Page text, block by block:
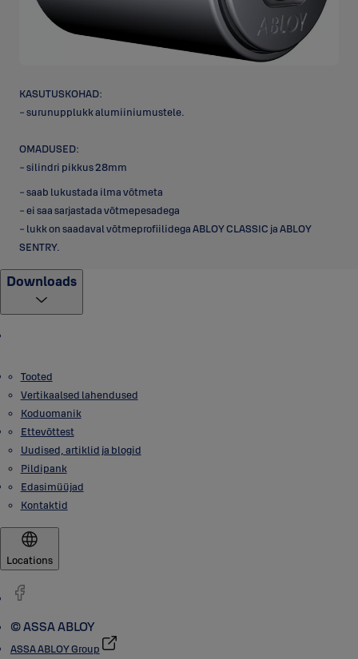
KASUTUSKOHAD:
- surunupplukk alumiiniumustele.
OMADUSED:
- silindri pikkus 28mm
- saab lukustada ilma võtmeta
- ei saa sarjastada võtmepesadega
- lukk on saadaval võtmeprofiilidega ABLOY CLASSIC ja ABLOY
SENTRY.
Downloads
Tooted
Vertikaalsed lahendused
Koduomanik
Ettevõttest
Uudised, artiklid ja blogid
Pildipank
Edasimüüjad
Kontaktid
Locations
© ASSA ABLOY
ASSA ABLOY Group